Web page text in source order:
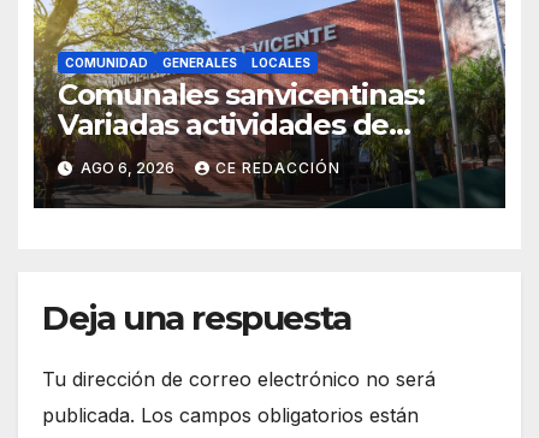
COMUNIDAD GENERALES LOCALES
Comunales sanvicentinas:
Variadas actividades de
interés general para todos los
sectores
AGO 6, 2026 CE REDACCIÓN
Deja una respuesta
Tu dirección de correo electrónico no será
publicada. Los campos obligatorios están